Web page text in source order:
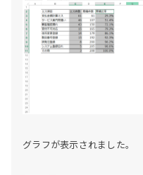
グラフが表示されました。